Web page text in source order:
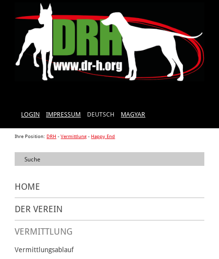
LOGIN IMPRESSUM DEUTSCH MAGYAR
Ihre Position: DRH -Vermittlung - Happy End
HOME
DER VEREIN
VERMITTLUNG
Vermittlungsablauf